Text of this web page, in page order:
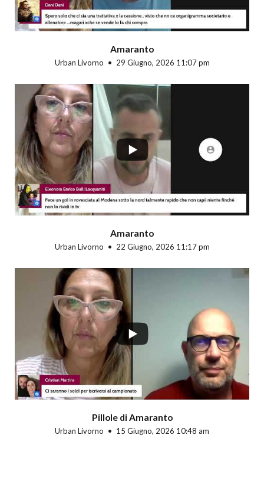
Amaranto
Urban Livorno 29 Giugno, 2026 11:07 pm
Amaranto
Urban Livorno 22 Giugno, 2026 11:17 pm
Pillole di Amaranto
Urban Livorno 15 Giugno, 2026 10:48 am